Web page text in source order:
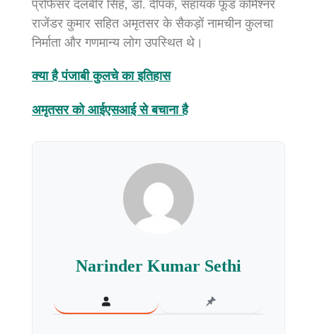
प्रोफेसर दलबीर सिंह, डॉ. दीपक, सहायक फूड कमिश्नर
राजेंडर कुमार सहित अमृतसर के सैकड़ों नामचीन कुलचा
निर्माता और गणमान्य लोग उपस्थित थे।
क्या है पंजाबी कुलचे का इतिहास
अमृतसर को आईएसआई से बचाना है
Narinder Kumar Sethi